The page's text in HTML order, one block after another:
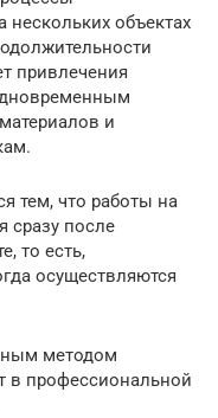
объектах
привлечения
и
тем, что работы на
сразу после
то есть,
осуществляются
методом
в профессиональной